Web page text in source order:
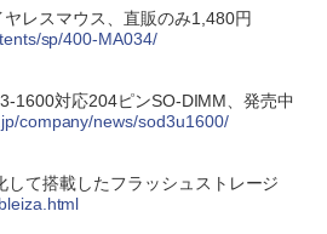
ヤレスマウス、直販のみ1,480円
sp/400-MA034/
1600対応204ピンSO-DIMM、発売中
company/news/sod3u1600/
して搭載したフラッシュストレージ